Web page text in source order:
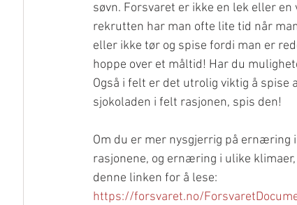
søvn. Forsvaret er ikke en lek eller
rekrutten har man ofte lite tid når
eller ikke tør og spise fordi man er
hoppe over et måltid! Har du
Også i felt er det utrolig viktig å
sjokoladen i felt rasjonen, spis den!
Om du er mer nysgjerrig på ernæring
rasjonene, og ernæring i ulike
denne linken for å lese:
https://forsvaret.no/